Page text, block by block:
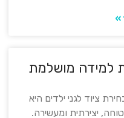
»
למידה מושלמת
ציוד לגני ילדים היא
יצירתית ומעשירה.